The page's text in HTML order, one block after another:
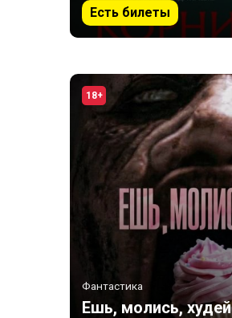
Есть билеты
18+
Фантастика
Ешь, молись, худей